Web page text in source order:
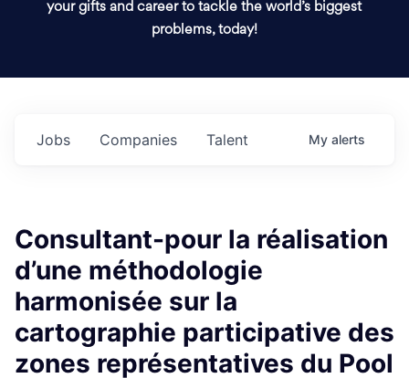
your gifts and career to tackle the world’s biggest
problems, today!
Jobs Companies Talent My alerts
Consultant-pour la réalisation
d’une méthodologie
harmonisée sur la
cartographie participative des
zones représentatives du Pool